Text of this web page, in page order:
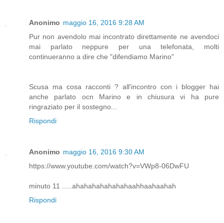
Anonimo maggio 16, 2016 9:28 AM
Pur non avendolo mai incontrato direttamente ne avendoci
mai parlato neppure per una telefonata, molti
continueranno a dire che "difendiamo Marino"
Scusa ma cosa racconti ? all'incontro con i blogger hai
anche parlato ocn Marino e in chiusura vi ha pure
ringraziato per il sostegno...
Rispondi
Anonimo maggio 16, 2016 9:30 AM
https://www.youtube.com/watch?v=VWp8-06DwFU
minuto 11 .....ahahahahahahahaahhaahaahah
Rispondi